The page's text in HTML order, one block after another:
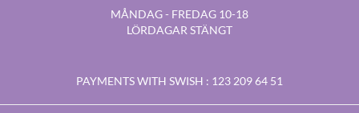
MÅNDAG - FREDAG 10-18
LÖRDAGAR STÄNGT
PAYMENTS WITH SWISH : 123 209 64 51